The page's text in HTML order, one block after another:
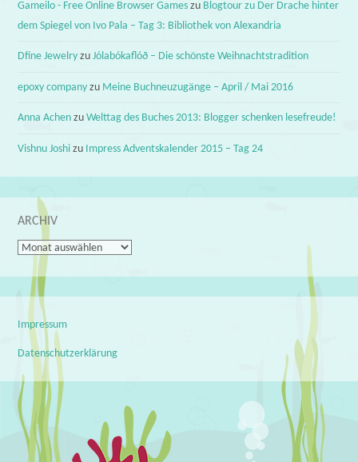
Gameilo - Free Online Browser Games zu Blogtour zu Der Drache hinter
dem Spiegel von Ivo Pala – Tag 3: Bibliothek von Alexandria
Dfine Jewelry zuJólabókaflóð – Die schönste Weihnachtstradition
epoxy company zu Meine Buchneuzugänge – April / Mai 2016
Anna Achen zuWelttag des Buches 2013: Blogger schenken lesefreude!
Vishnu Joshi zu Impress Adventskalender 2015 – Tag 24
ARCHIV
Archiv
Impressum
Datenschutzerklärung